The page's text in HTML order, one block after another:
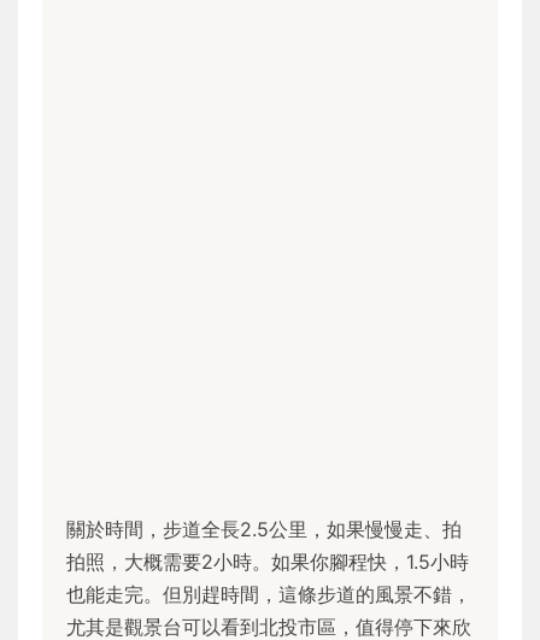
關於時間，步道全長2.5公里，如果慢慢走、拍
拍照，大概需要2小時。如果你腳程快，1.5小時
也能走完。但別趕時間，這條步道的風景不錯，
尤其是觀景台可以看到北投市區，值得停下來欣